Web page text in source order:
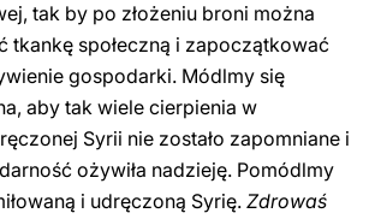
tak by po złożeniu broni można
tkankę społeczną i zapoczątkować
gospodarki. Módlmy się
aby tak wiele cierpienia w
Syrii nie zostało zapomniane i
ożywiła nadzieję. Pomódlmy
i udręczoną Syrię. Zdrowaś